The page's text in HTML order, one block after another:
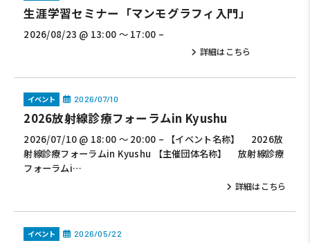
生涯学習セミナー「マンモグラフィ入門」
2026/08/23 @ 13:00 ～ 17:00 –
詳細はこちら
イベント 2026/07/10
2026放射線診療フォーラムin Kyushu
2026/07/10 @ 18:00 ～ 20:00 – 【イベント名称】 2026放
射線診療フォーラムin Kyushu 【主催団体名称】 放射線診療
フォーラムi…
詳細はこちら
イベント 2026/05/22